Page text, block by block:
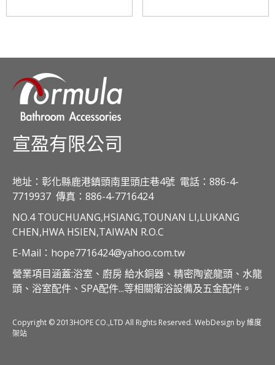
宣盈有限公司
地址：彰化縣鹿港鎮頭南里頭庄巷4號 電話：886-4-
7719937 傳真：886-4-7716424
NO.4 TOUCHUANG,HSIANG,TOUNAN LI,LUKANG
CHEN,HWA HSIEN,TAIWAN R.O.C
E-Mail：hope7716424@yahoo.com.tw
營業項目涵蓋:浴室、廚房 給水銅器、精密陶瓷龍頭、水龍
頭、浴室配件、SPA配件...等相關衛浴設備及五金配件。
Copyright © 2013HOPE CO.,LTD All Rights Reserved. WebDesign by 維度
架站